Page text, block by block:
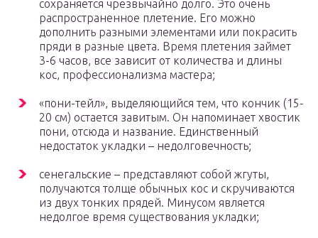
сохраняется чрезвычайно долго. Это очень
распространенное плетение. Его можно
дополнить разными элементами или покрасить
пряди в разные цвета. Время плетения займет
3-6 часов, все зависит от количества и длины
кос, профессионализма мастера;
«пони-тейл», выделяющийся тем, что кончик (15-
20 см) остается завитым. Он напоминает хвостик
пони, отсюда и название. Единственный
недостаток укладки – недолговечность;
сенегальские – представляют собой жгуты,
получаются толще обычных кос и скручиваются
из двух тонких прядей. Минусом является
недолгое время существования укладки;